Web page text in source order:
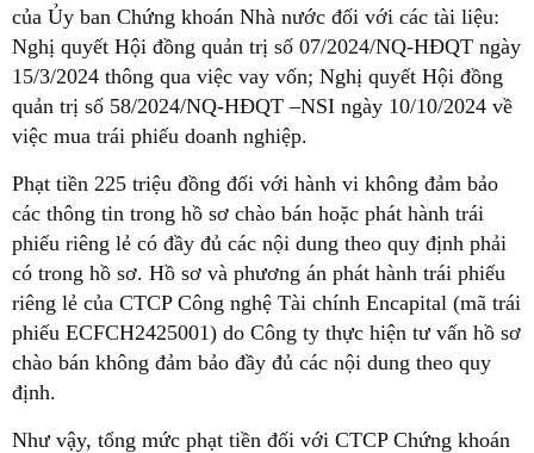
của Ủy ban Chứng khoán Nhà nước đối với các tài liệu:
Nghị quyết Hội đồng quản trị số 07/2024/NQ-HĐQT ngày
15/3/2024 thông qua việc vay vốn; Nghị quyết Hội đồng
quản trị số 58/2024/NQ-HĐQT –NSI ngày 10/10/2024 về
việc mua trái phiếu doanh nghiệp.
Phạt tiền 225 triệu đồng đối với hành vi không đảm bảo
các thông tin trong hồ sơ chào bán hoặc phát hành trái
phiếu riêng lẻ có đầy đủ các nội dung theo quy định phải
có trong hồ sơ. Hồ sơ và phương án phát hành trái phiếu
riêng lẻ của CTCP Công nghệ Tài chính Encapital (mã trái
phiếu ECFCH2425001) do Công ty thực hiện tư vấn hồ sơ
chào bán không đảm bảo đầy đủ các nội dung theo quy
định.
Như vậy, tổng mức phạt tiền đối với CTCP Chứng khoán